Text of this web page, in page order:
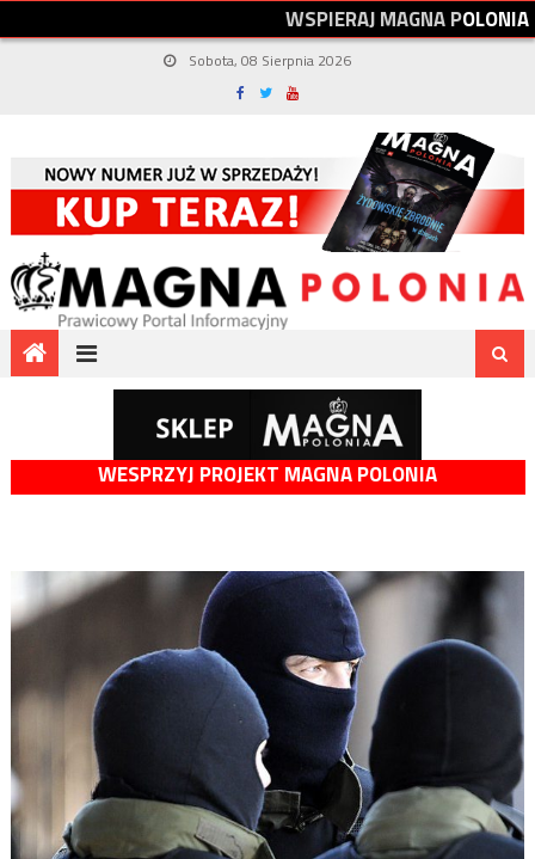
WSPIERAJMAGNAPOLONIA
Sobota, 08 Sierpnia 2026
WESPRZYJ PROJEKT MAGNA POLONIA